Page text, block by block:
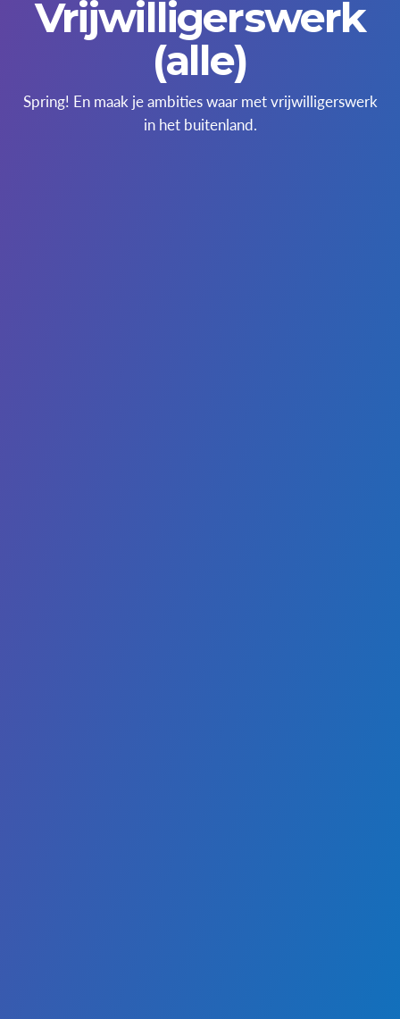
Vrijwilligerswerk
(alle)
Spring! En maak je ambities waar met vrijwilligerswerk
in het buitenland.